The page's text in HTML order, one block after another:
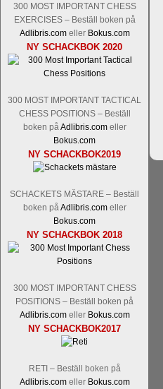
300 MOST IMPORTANT CHESS
EXERCISES – Beställ boken på
Adlibris.comeller Bokus.com
NY SCHACKBOK 2020
300 MOST IMPORTANT TACTICAL
CHESS POSITIONS – Beställ
boken påAdlibris.comeller
Bokus.com
NY SCHACKBOK2019
SCHACKETS MÄSTARE – Beställ
boken påAdlibris.comeller
Bokus.com
NY SCHACKBOK 2018
300 MOST IMPORTANT CHESS
POSITIONS – Beställ boken på
Adlibris.comeller Bokus.com
NY SCHACKBOK2017
RETI – Beställ boken på
Adlibris.comeller Bokus.com